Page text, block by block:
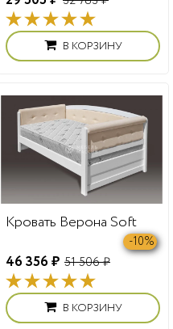
В КОРЗИНУ
Кровать Верона Soft
46 356 ₽ 51 506 ₽
-10%
В КОРЗИНУ